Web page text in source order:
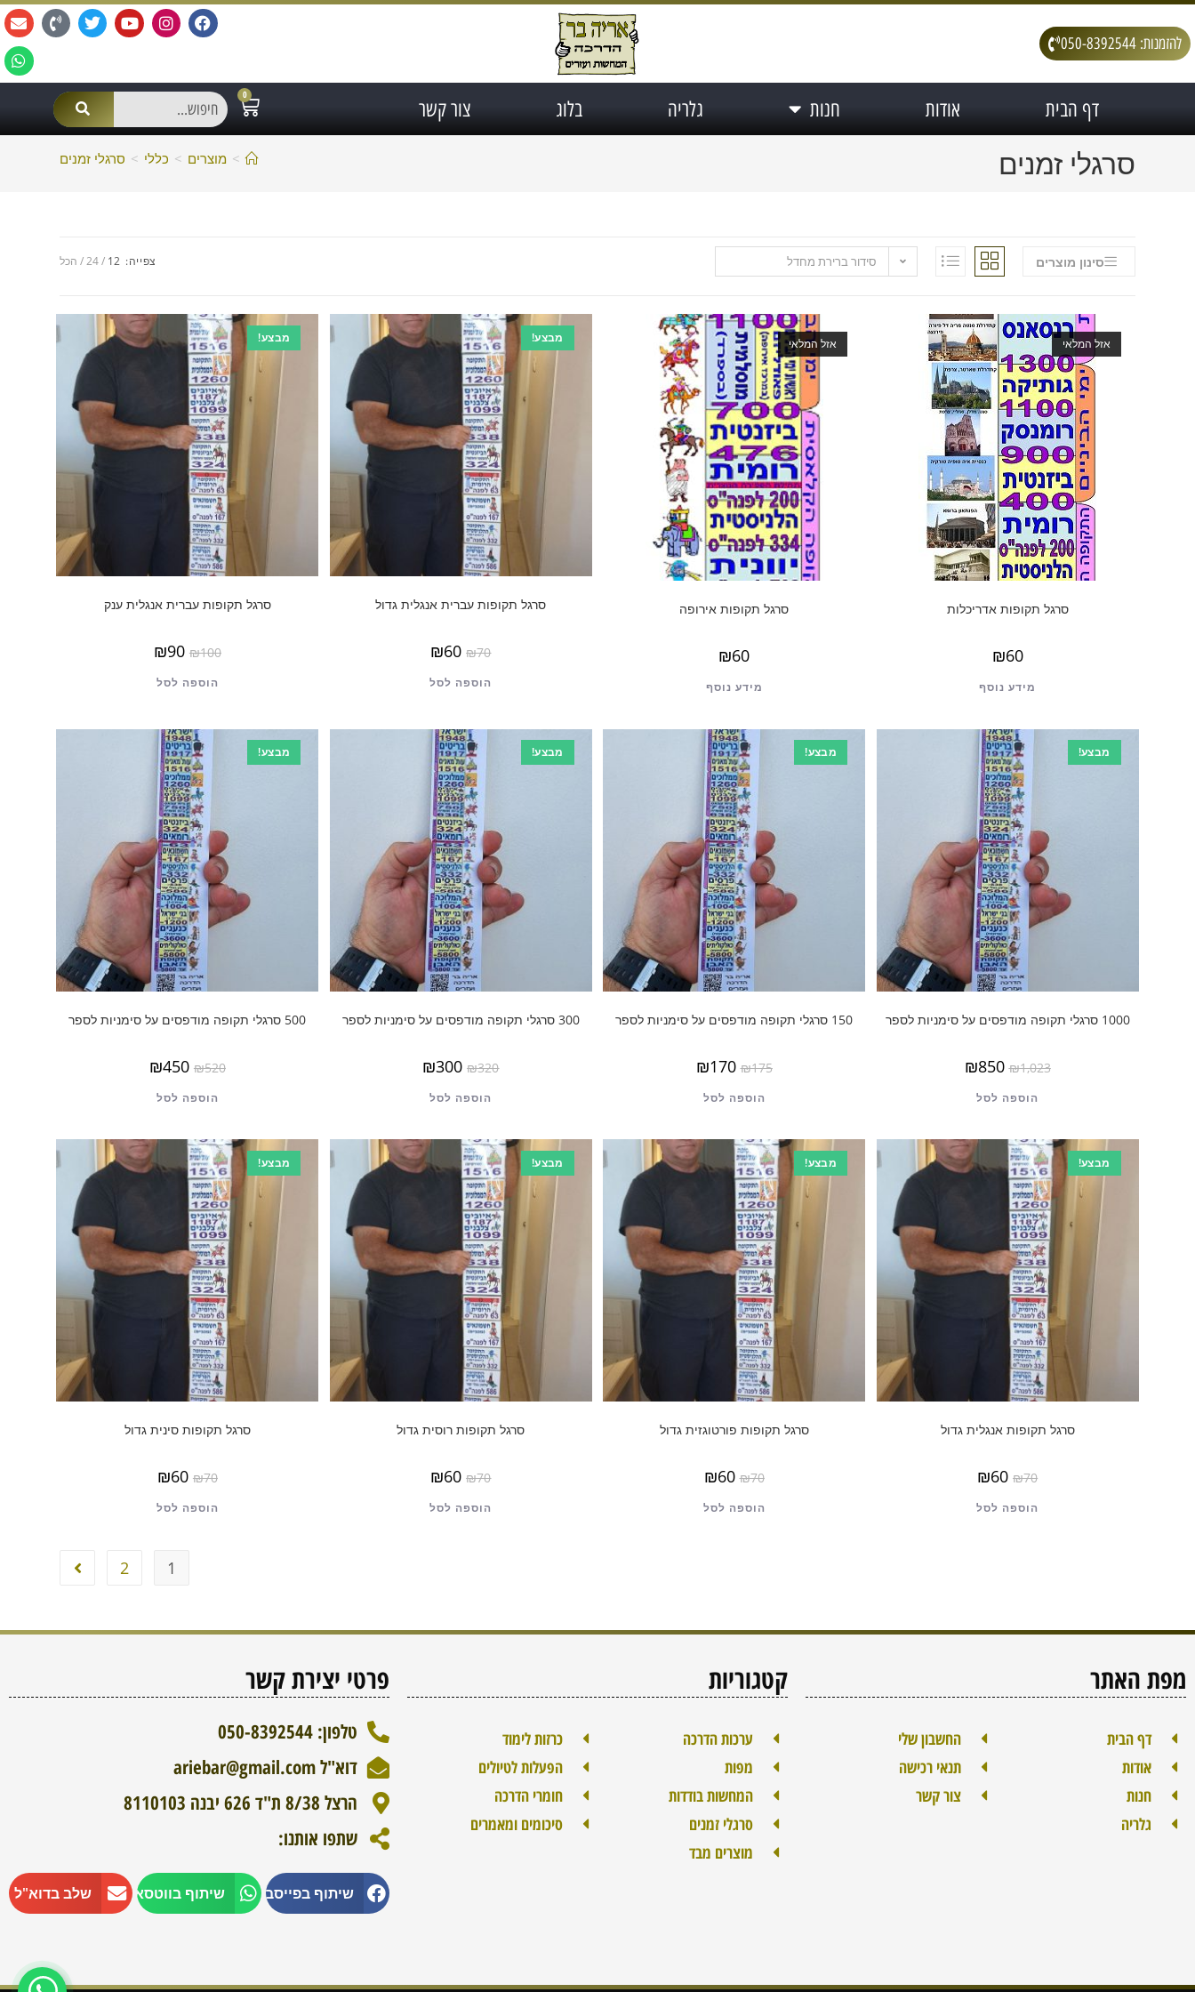
להזמנות: 050-8392544
דף הבית אודות חנות גלריה בלוג צור קשר
0
סרגלי זמנים > מוצרים > כללי > סרגלי זמנים
סינון מוצרים סידור ברירת מחדל צפייה: 12
24 הכל
אזל המלאי
סרגל תקופות אדריכלות
₪60
מידע נוסף
אזל המלאי
סרגל תקופות אירופה
₪60
מידע נוסף
מבצע!
סרגל תקופות עברית אנגלית גדול
₪70
₪60
הוספה לסל
מבצע!
סרגל תקופות עברית אנגלית ענק
₪100
₪90
הוספה לסל
מבצע!
1000 סרגלי תקופה מודפסים על סימניות לספר
₪1,023
₪850
הוספה לסל
מבצע!
150 סרגלי תקופה מודפסים על סימניות לספר
₪175
₪170
הוספה לסל
מבצע!
300 סרגלי תקופה מודפסים על סימניות לספר
₪320
₪300
הוספה לסל
מבצע!
500 סרגלי תקופה מודפסים על סימניות לספר
₪520
₪450
הוספה לסל
מבצע!
סרגל תקופות אנגלית גדול
₪70
₪60
הוספה לסל
מבצע!
סרגל תקופות פורטוגזית גדול
₪70
₪60
הוספה לסל
מבצע!
סרגל תקופות רוסית גדול
₪70
₪60
הוספה לסל
מבצע!
סרגל תקופות סינית גדול
₪70
₪60
הוספה לסל
1
2
מפת האתר
דף הבית
אודות
חנות
גלריה
החשבון שלי
תנאי רכישה
צור קשר
קטגוריות
ערכות הדרכה
מפות
המחשות בודדות
סרגלי זמנים
מוצרים מבד
כרזות לימוד
הפעלות לטיולים
חומרי הדרכה
סיכומים ומאמרים
פרטי יצירת קשר
טלפון: 050-8392544
דוא"ל ariebar@gmail.com
הרצל 8/38 ת"ד 626 יבנה 8110103
שתפו אותנו:
שיתוף בפייסבוק שיתוף בווטסאפ שלב בדוא"ל
לשיחה בווטסאפ